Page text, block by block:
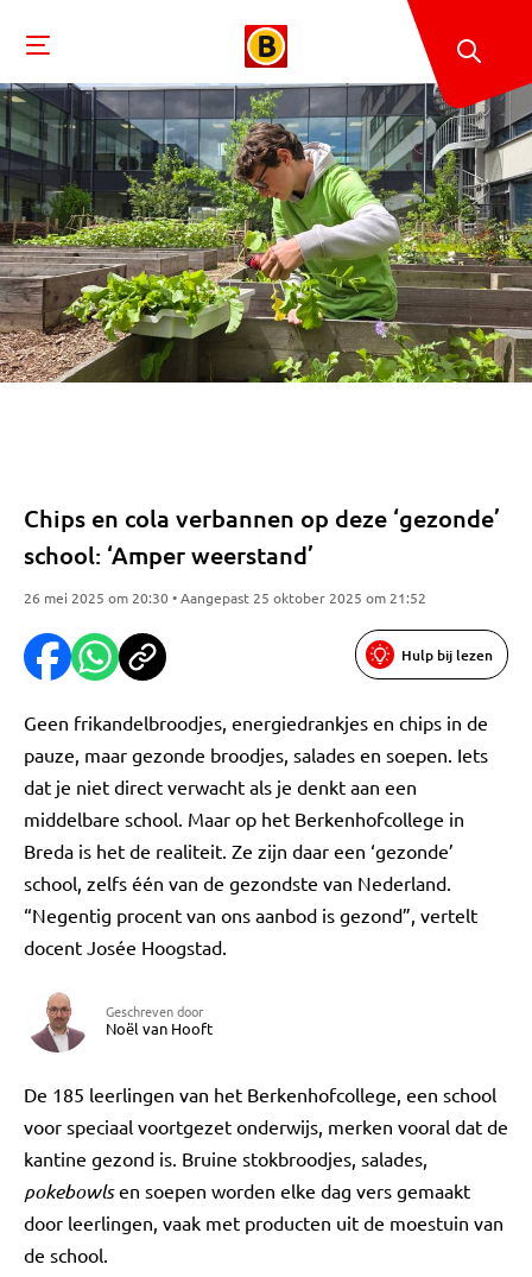
Chips en cola verbannen op deze ‘gezonde’
school: ‘Amper weerstand’
26 mei 2025 om 20:30 • Aangepast 25 oktober 2025 om 21:52
Hulp bij lezen
Geen frikandelbroodjes, energiedrankjes en chips in de
pauze, maar gezonde broodjes, salades en soepen. Iets
dat je niet direct verwacht als je denkt aan een
middelbare school. Maar op het Berkenhofcollege in
Breda is het de realiteit. Ze zijn daar een ‘gezonde’
school, zelfs één van de gezondste van Nederland.
“Negentig procent van ons aanbod is gezond”, vertelt
docent Josée Hoogstad.
Geschreven door
Noël van Hooft
De 185 leerlingen van het Berkenhofcollege, een school
voor speciaal voortgezet onderwijs, merken vooral dat de
kantine gezond is. Bruine stokbroodjes, salades,
pokebowlsen soepen worden elke dag vers gemaakt
door leerlingen, vaak met producten uit de moestuin van
de school.